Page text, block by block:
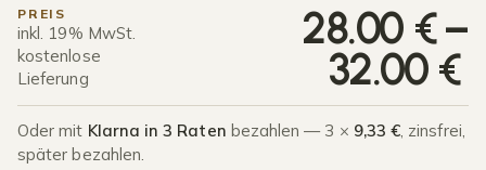
PREIS
inkl. 19% MwSt.
kostenlose
Lieferung
28.00 €–
32.00 €
Oder mit Klarna in 3 Raten bezahlen — 3 × 9,33 €, zinsfrei,
später bezahlen.